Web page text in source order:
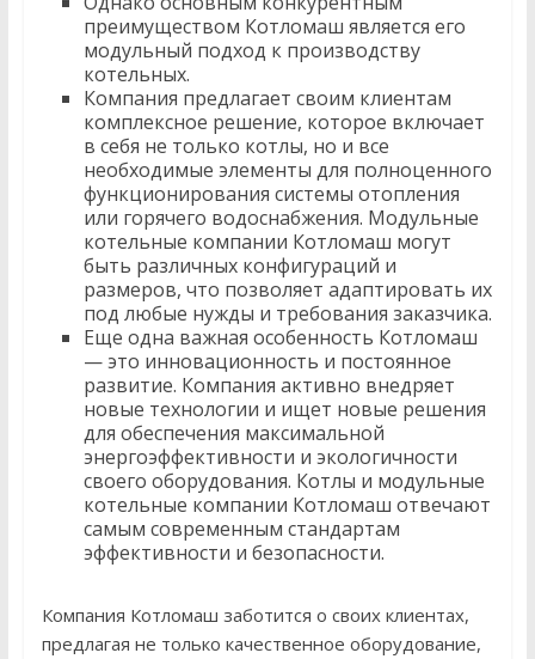
преимуществом Котломаш является его
модульный подход к производству
котельных.
Компания предлагает своим клиентам
комплексное решение, которое включает
в себя не только котлы, но и все
необходимые элементы для полноценного
функционирования системы отопления
или горячего водоснабжения. Модульные
котельные компании Котломаш могут
быть различных конфигураций и
размеров, что позволяет адаптировать их
под любые нужды и требования заказчика.
Еще одна важная особенность Котломаш
— это инновационность и постоянное
развитие. Компания активно внедряет
новые технологии и ищет новые решения
для обеспечения максимальной
энергоэффективности и экологичности
своего оборудования. Котлы и модульные
котельные компании Котломаш отвечают
самым современным стандартам
эффективности и безопасности.
Компания Котломаш заботится о своих клиентах,
предлагая не только качественное оборудование,